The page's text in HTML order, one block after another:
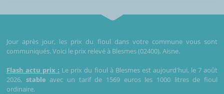
Jour après jour, les prix du fioul dans votre commune vous sont
communiqués. Voici le prix relevé à Blesmes (02400), Aisne.
Flash actu prix : Le prix du fioul à Blesmes est aujourd'hui, le 7 août
2026, stable avec un tarif de 1569 euros les 1000 litres de fioul
ordinaire.